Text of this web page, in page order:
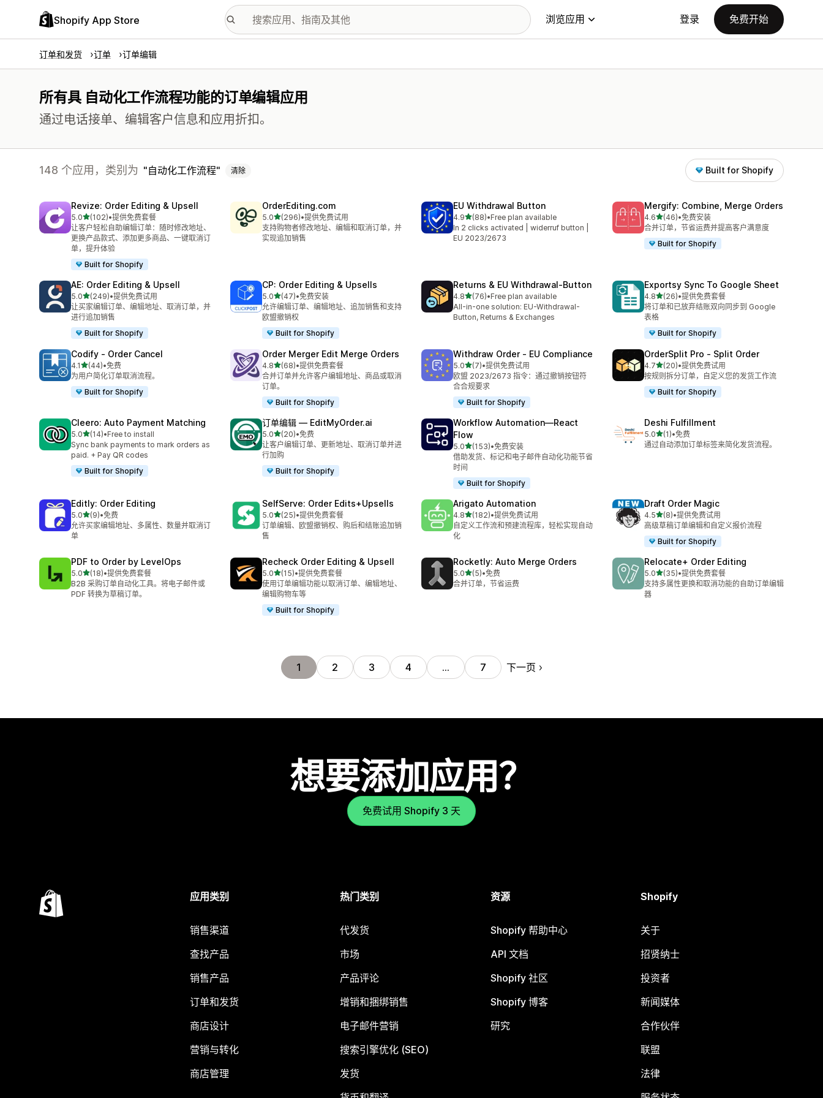
Shopify App Store 浏览应用 登录 免费开始
订单和发货 订单 订单编辑
所有具 自动化工作流程功能的订单编辑应用
通过电话接单、编辑客户信息和应用折扣。
148 个应用，类别为 自动化工作流程 清除 Built for Shopify
Revize: Order Editing & Upsell
5.0星（满分 5 星）
(102)
总共 102 条评论
•提供免费套餐
让客户轻松自助编辑订单：随时修改地址、
更换产品款式、添加更多商品、一键取消订
单，提升体验
Built for Shopify
OrderEditing.com
5.0星（满分 5 星）
(296)
总共 296 条评论
•提供免费试用
支持购物者修改地址、编辑和取消订单，并
实现追加销售
EU Withdrawal Button
4.9星（满分 5 星）
(88)
总共 88 条评论
•Free plan available
In 2 clicks activated | widerruf button |
EU 2023/2673
Mergify: Combine, Merge Orders
4.6星（满分 5 星）
(46)
总共 46 条评论
•免费安装
合并订单，节省运费并提高客户满意度
Built for Shopify
AE: Order Editing & Upsell
5.0星（满分 5 星）
(249)
总共 249 条评论
•提供免费试用
让买家编辑订单、编辑地址、取消订单，并
进行追加销售
Built for Shopify
CP: Order Editing & Upsells
5.0星（满分 5 星）
(47)
总共 47 条评论
•免费安装
允许编辑订单、编辑地址、追加销售和支持
欧盟撤销权
Built for Shopify
Returns & EU Withdrawal‑Button
4.8星（满分 5 星）
(76)
总共 76 条评论
•Free plan available
All-in-one solution: EU-Withdrawal-
Button, Returns & Exchanges
Exportsy Sync To Google Sheet
4.8星（满分 5 星）
(26)
总共 26 条评论
•提供免费套餐
将订单和已放弃结账双向同步到 Google
表格
Built for Shopify
Codify ‑ Order Cancel
4.1星（满分 5 星）
(44)
总共 44 条评论
•免费
为用户简化订单取消流程。
Built for Shopify
Order Merger Edit Merge Orders
4.8星（满分 5 星）
(68)
总共 68 条评论
•提供免费套餐
合并订单并允许客户编辑地址、商品或取消
订单。
Built for Shopify
Withdraw Order ‑ EU Compliance
5.0星（满分 5 星）
(7)
总共 7 条评论
•提供免费试用
欧盟 2023/2673 指令：通过撤销按钮符
合合规要求
Built for Shopify
OrderSplit Pro ‑ Split Order
4.7星（满分 5 星）
(20)
总共 20 条评论
•提供免费试用
按规则拆分订单，自定义您的发货工作流
Built for Shopify
Cleero: Auto Payment Matching
5.0星（满分 5 星）
(14)
总共 14 条评论
•Free to install
Sync bank payments to mark orders as
paid. + Pay QR codes
Built for Shopify
订单编辑 — EditMyOrder.ai
5.0星（满分 5 星）
(20)
总共 20 条评论
•免费
让客户编辑订单、更新地址、取消订单并进
行加购
Built for Shopify
Workflow Automation—React
Flow
5.0星（满分 5 星）
(153)
总共 153 条评论
•免费安装
借助发货、标记和电子邮件自动化功能节省
时间
Built for Shopify
Deshi Fulfillment
5.0星（满分 5 星）
(1)
总共 1 条评论
•免费
通过自动添加订单标签来简化发货流程。
Editly: Order Editing
5.0星（满分 5 星）
(9)
总共 9 条评论
•免费
允许买家编辑地址、多属性、数量并取消订
单
SelfServe: Order Edits+Upsells
5.0星（满分 5 星）
(25)
总共 25 条评论
•提供免费套餐
订单编辑、欧盟撤销权、购后和结账追加销
售
Arigato Automation
4.8星（满分 5 星）
(182)
总共 182 条评论
•提供免费试用
自定义工作流和预建流程库，轻松实现自动
化
Draft Order Magic
4.5星（满分 5 星）
(8)
总共 8 条评论
•提供免费试用
高级草稿订单编辑和自定义报价流程
Built for Shopify
PDF to Order by LevelOps
5.0星（满分 5 星）
(18)
总共 18 条评论
•提供免费套餐
B2B 采购订单自动化工具。将电子邮件或
PDF 转换为草稿订单。
Recheck Order Editing & Upsell
5.0星（满分 5 星）
(15)
总共 15 条评论
•提供免费套餐
使用订单编辑功能以取消订单、编辑地址、
编辑购物车等
Built for Shopify
Rocketly: Auto Merge Orders
5.0星（满分 5 星）
(5)
总共 5 条评论
•免费
合并订单，节省运费
Relocate+ Order Editing
5.0星（满分 5 星）
(35)
总共 35 条评论
•提供免费套餐
支持多属性更换和取消功能的自助订单编辑
器
1 2 3 4 … 7 下一页
想要添加应用？
免费试用 Shopify 3 天
应用类别
销售渠道
查找产品
销售产品
订单和发货
商店设计
营销与转化
商店管理
热门类别
代发货
市场
产品评论
增销和捆绑销售
电子邮件营销
搜索引擎优化 (SEO)
发货
资源
Shopify 帮助中心
API 文档
Shopify 社区
Shopify 博客
研究
Shopify
关于
招贤纳士
投资者
新闻媒体
合作伙伴
联盟
法律